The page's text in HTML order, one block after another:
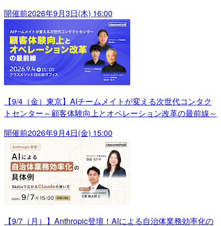
開催前2026年9月3日(木) 16:00
【9/4（金）東京】AIチームメイトが変える次世代コンタク
トセンター～顧客体験向上とオペレーション改革の最前線～
開催前2026年9月4日(金) 15:00
【9/7（月）】Anthropic登壇！AIによる自治体業務効率化の